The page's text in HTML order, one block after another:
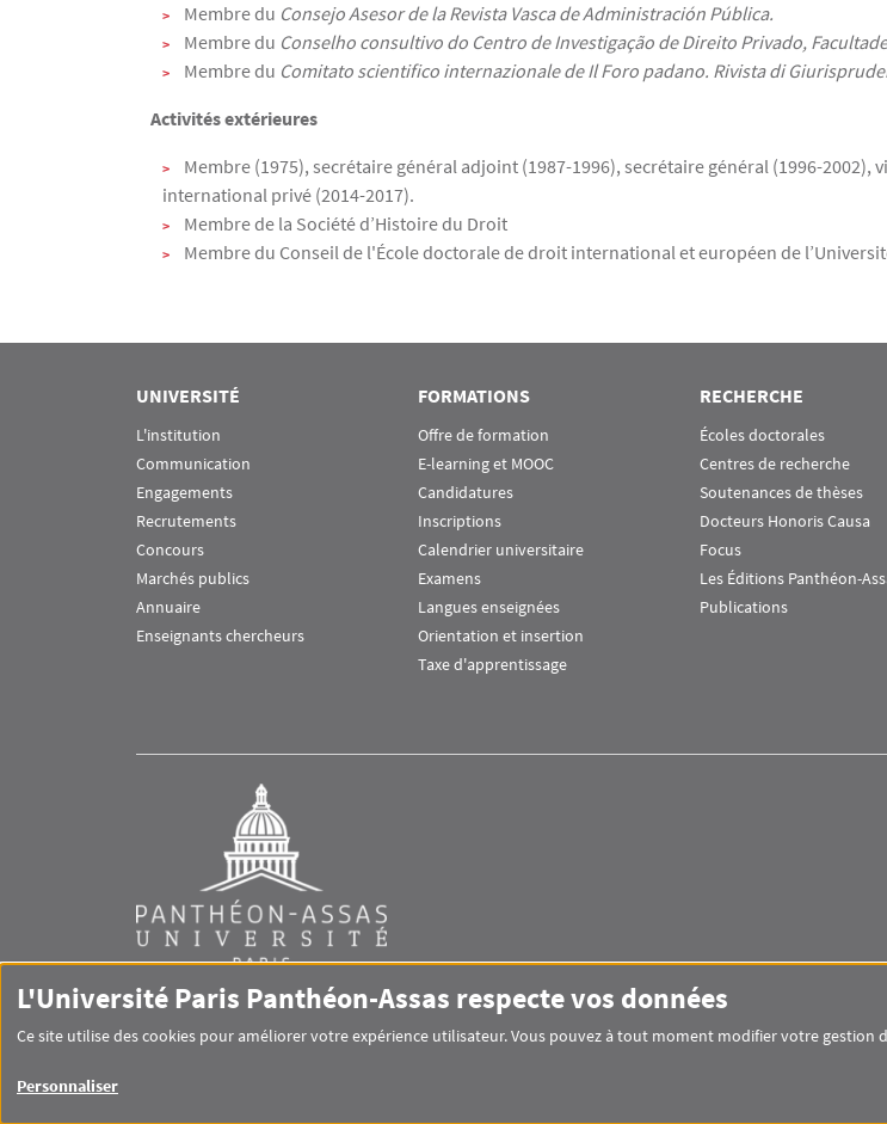
Membre du Consejo Asesor de la Revista Vasca de Administración Pública.
Membre du Conselho consultivo do Centro de Investigação de Direito Privado,
Membre du Comitato scientifico internazionale de Il Foro padano. Rivista di
Activités extérieures
Membre (1975), secrétaire général adjoint (1987-1996), secrétaire général (1996-
international privé (2014-2017).
Membre de la Société d’Histoire du Droit
Membre du Conseil de l'École doctorale de droit international et européen de
UNIVERSITÉ
L'institution
Communication
Engagements
Recrutements
Concours
Marchés publics
Annuaire
Enseignants chercheurs
FORMATIONS
Offre de formation
E-learning et MOOC
Candidatures
Inscriptions
Calendrier universitaire
Examens
Langues enseignées
Orientation et insertion
Taxe d'apprentissage
RECHERCHE
Écoles doctorales
Centres de recherche
Soutenances de thèses
Docteurs Honoris Causa
Focus
Les Éditions Panthéon-
Publications
L'Université Paris Panthéon-Assas respecte vos données
Ce site utilise des cookies pour améliorer votre expérience utilisateur. Vous pouvez à tout moment modifier votre gestion
Personnaliser